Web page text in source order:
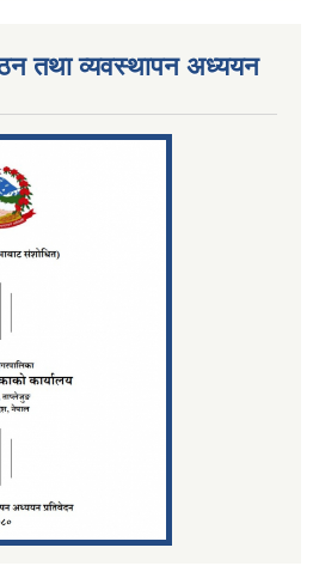
तथा व्यवस्थापन अध्ययन